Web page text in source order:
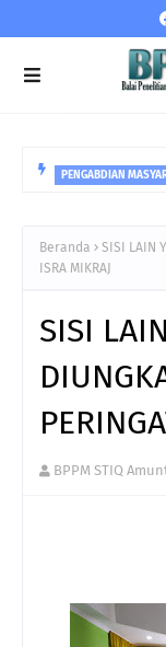
PENGABDIAN
Beranda
SISI LAIN
ISRA MIKRAJ
SISI
BPPM STIQ